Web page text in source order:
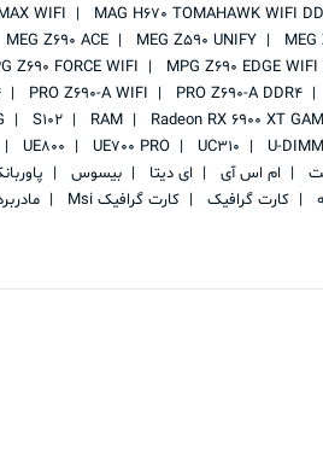
MAG H670 TOMAHAWK WIFI
WIFI
MEG
MEG Z590 UNIFY
MEG Z690 ACE
MPG Z690 EDGE
Z690 FORCE WIFI
PRO Z690-A DDR4
PRO Z690-A WIFI
Radeon RX 6900 XT
RAM
S102
U-DIMM
UC310
UE700 PRO
UE800
ام اس آی ای دیتا بیسوس
کارت گرافیک کارت گرافیک Msi